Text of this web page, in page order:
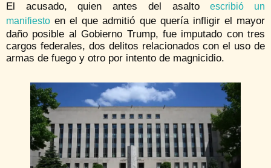
El acusado, quien antes del asaltoescribió un
manifiesto en el que admitió que quería infligir el mayor
daño posible al Gobierno Trump, fue imputado con tres
cargos federales, dos delitos relacionados con el uso de
armas de fuego y otro por intento de magnicidio.